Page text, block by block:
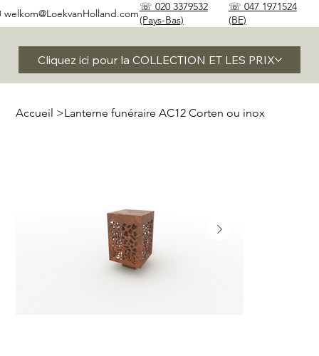
Cliquez ici pour la COLLECTION ET LES PRIX
☏ 020 3379532
(Pays-Bas)
☏ 047 1971524
(BE)
welkom@LoekvanHolland.com
Accueil >Lanterne funéraire AC12 Corten ou inox